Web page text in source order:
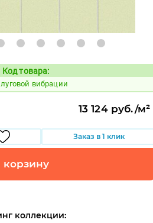
Код:
521760
Код товара:
вибрации
13 124 руб./м²
Заказ в 1 клик
корзину
коллекции: